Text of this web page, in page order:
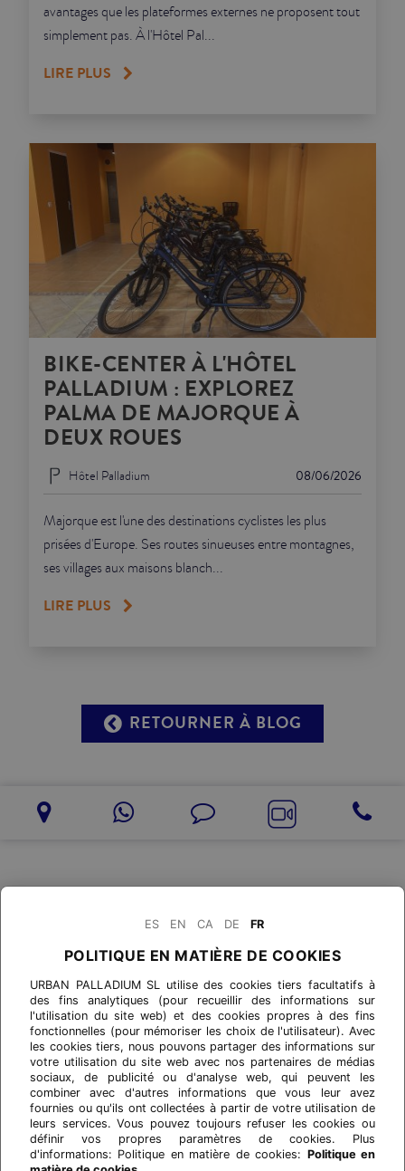
avantages que les plateformes externes ne proposent tout
simplement pas. À l'Hôtel Pal...
LIRE PLUS
BIKE-CENTER À L'HÔTEL
PALLADIUM : EXPLOREZ
PALMA DE MAJORQUE À
DEUX ROUES
08/06/2026
Hôtel Palladium
Majorque est l'une des destinations cyclistes les plus
prisées d'Europe. Ses routes sinueuses entre montagnes,
ses villages aux maisons blanch...
LIRE PLUS
RETOURNER À BLOG
ES EN CA DE FR
POLITIQUE EN MATIÈRE DE COOKIES
URBAN PALLADIUM SL utilise des cookies tiers facultatifs à
des fins analytiques (pour recueillir des informations sur
l'utilisation du site web) et des cookies propres à des fins
fonctionnelles (pour mémoriser les choix de l'utilisateur). Avec
les cookies tiers, nous pouvons partager des informations sur
votre utilisation du site web avec nos partenaires de médias
sociaux, de publicité ou d'analyse web, qui peuvent les
combiner avec d'autres informations que vous leur avez
fournies ou qu'ils ont collectées à partir de votre utilisation de
leurs services. Vous pouvez toujours refuser les cookies ou
définir vos propres paramètres de cookies. Plus
d'informations: Politique en matière de cookies: Politique en